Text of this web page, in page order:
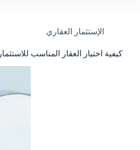
الإستثمار العقاري
كيفية اختيار العقار المناسب للاستثمار